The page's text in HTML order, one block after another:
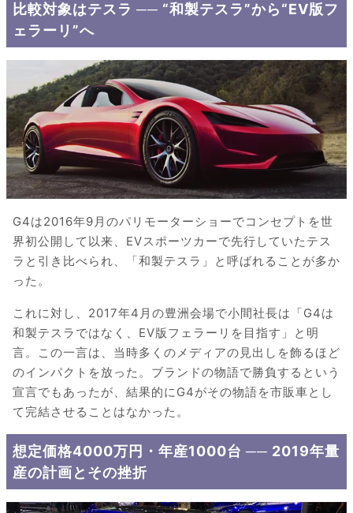
比較対象はテスラ ── “和製テスラ”から“EV版フ
ェラーリ”へ
G4は2016年9月のパリモーターショーでコンセプトを世
界初公開して以来、EVスポーツカーで先行していたテス
ラと引き比べられ、「和製テスラ」と呼ばれることが多か
った。
これに対し、2017年4月の豊洲会場で小間社長は「G4は
和製テスラではなく、EV版フェラーリを目指す」と明
言。この一言は、当時多くのメディアの見出しを飾るほど
のインパクトを放った。ブランドの物語で勝負するという
宣言でもあったが、結果的にG4がその物語を市販車とし
て完結させることはなかった。
想定価格4000万円・年産1000台 ── 2019年量
産の計画とその挫折